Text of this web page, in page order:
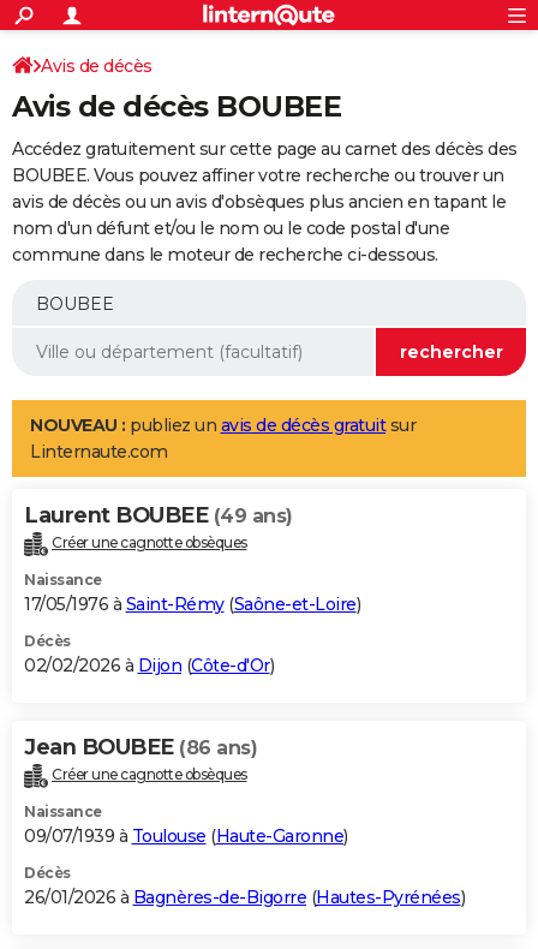
ACTUALITÉS
Politique
Société
Faits Divers
Education
Monde
Villes
+
SPORT
Coupe du monde 2026
Football
Tennis
Cyclisme
Rugby
Forum
Programme TV
TNT
Streaming
Cinéma
Sorties cinéma
Musique
+
FINANCE
Retraite
Epargne
Immobilier
Risques naturels par ville
Banque
Assurance
AUTO
Essais
Réserver un essai
Citadines
Berlines
SUV
Forum auto
+
Mobiles
Meilleur smartphone
Internet
Ordinateurs
Jeux vidéo
Guide high-tech
Aménagement intérieur
LIFESTYLE
Art de vivre
Bien-être
Loisirs
Mode
Modes de vie
Alimentation
Guide de la santé
Maladies
Médicaments
Sommeil
VOYAGE
Destinations
City break
Voyage nature
Voyage de noces
Forum
Climat
+PHOTO
GUIDES D'ACHAT
BONS PLANS
Carte de Noël
Carte Bonne année
Carte Saint-Valentin
Carte Pâques
Carte d'anniversaire
DICTIONNAIRE
Dictionnaire
Biographies
Citations
Expressions
Proverbes
PROGRAMME TV
S'inscrire
Se connecter
Lycées
Collèges
Primaires
Universités
Entreprises
Service militaire
Avis de recherche
AVIS DE DÉCÈS
Avis de décès
Avis de décès BOUBEE
Accédez gratuitement sur cette page au carnet des décès des
BOUBEE. Vous pouvez affiner votre recherche ou trouver un
avis de décès ou un avis d'obsèques plus ancien en tapant le
nom d'un défunt et/ou le nom ou le code postal d'une
commune dans le moteur de recherche ci-dessous.
NOUVEAU : publiez un avis de décès gratuitsur
Linternaute.com
Laurent BOUBEE (49 ans)
Créer une cagnotte obsèques
Naissance
17/05/1976 à Saint-Rémy(Saône-et-Loire)
Décès
02/02/2026 à Dijon (Côte-d'Or)
Jean BOUBEE (86 ans)
Créer une cagnotte obsèques
Naissance
09/07/1939 à Toulouse (Haute-Garonne)
Décès
26/01/2026 à Bagnères-de-Bigorre (Hautes-Pyrénées)